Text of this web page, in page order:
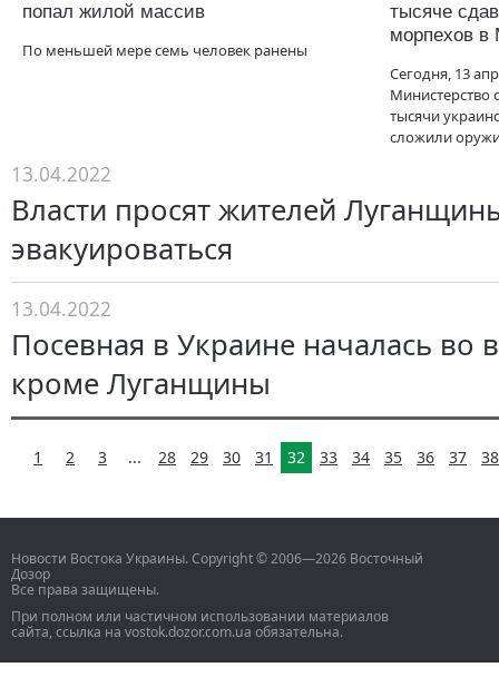
попал жилой массив
По меньшей мере семь человек ранены
тысяче
морпехов в
Сегодня, 13
Министерство
тысячи
сложили
13.04.2022
Власти просят жителей
эвакуироваться
13.04.2022
Посевная в Украине началась во
кроме Луганщины
1 2 3 ... 28 29 30 31 32 33 34 35 36 37 38
Новости Востока Украины. Copyright © 2006—2026 Восточный
Дозор
Все права защищены.
При полном или частичном использовании материалов
сайта, ссылка на vostok.dozor.com.ua обязательна.